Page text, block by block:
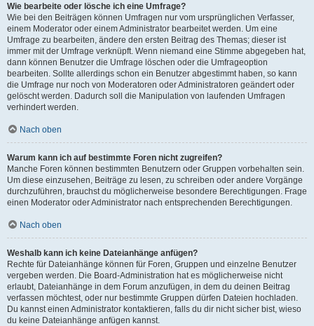
Wie bearbeite oder lösche ich eine Umfrage?
Wie bei den Beiträgen können Umfragen nur vom ursprünglichen Verfasser,
einem Moderator oder einem Administrator bearbeitet werden. Um eine
Umfrage zu bearbeiten, ändere den ersten Beitrag des Themas; dieser ist
immer mit der Umfrage verknüpft. Wenn niemand eine Stimme abgegeben hat,
dann können Benutzer die Umfrage löschen oder die Umfrageoption
bearbeiten. Sollte allerdings schon ein Benutzer abgestimmt haben, so kann
die Umfrage nur noch von Moderatoren oder Administratoren geändert oder
gelöscht werden. Dadurch soll die Manipulation von laufenden Umfragen
verhindert werden.
Nach oben
Warum kann ich auf bestimmte Foren nicht zugreifen?
Manche Foren können bestimmten Benutzern oder Gruppen vorbehalten sein.
Um diese einzusehen, Beiträge zu lesen, zu schreiben oder andere Vorgänge
durchzuführen, brauchst du möglicherweise besondere Berechtigungen. Frage
einen Moderator oder Administrator nach entsprechenden Berechtigungen.
Nach oben
Weshalb kann ich keine Dateianhänge anfügen?
Rechte für Dateianhänge können für Foren, Gruppen und einzelne Benutzer
vergeben werden. Die Board-Administration hat es möglicherweise nicht
erlaubt, Dateianhänge in dem Forum anzufügen, in dem du deinen Beitrag
verfassen möchtest, oder nur bestimmte Gruppen dürfen Dateien hochladen.
Du kannst einen Administrator kontaktieren, falls du dir nicht sicher bist, wieso
du keine Dateianhänge anfügen kannst.